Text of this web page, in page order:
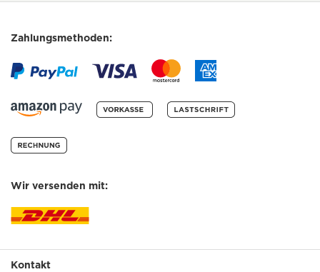
Zahlungsmethoden:
Wir versenden mit:
Kontakt